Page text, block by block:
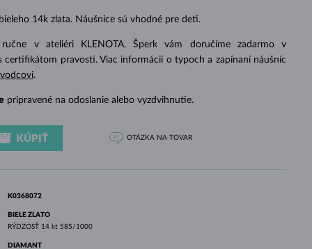
VÝNIMOČNÝ
LÁSKA
KRÁSOU
TURMALÍNY
PRE BÁBÄTKÁ
SVADOBNÉ
BIELE ZLATO
KRÁSNE
MINERÁLY
BIELE ZLATO
ŽLTÉ ZLATO
RUŽOVÉ ZLATO
PRÍVESKY
NÁRAMKY
ELEGANCIA
VLTAVÍNY
SVADOBNÉ
ŽLTÉ ZLATO
BIELE ZLATO
ŠPERKY
KRÁSU
KOLEKCIE
14k zlata. Náušnice sú vhodné pre deti.
ručne v ateliéri KLENOTA. Šperk vám doručíme zadarmo v
certifikátom pravosti. Viac informácií o typoch a zapínaní náušníc
.
pripravené na odoslanie alebo vyzdvihnutie.
KÚPIŤ OTÁZKA NA TOVAR
K0368072
BIELE ZLATO
RÝDZOSŤ 14 kt 585/1000
DIAMANT